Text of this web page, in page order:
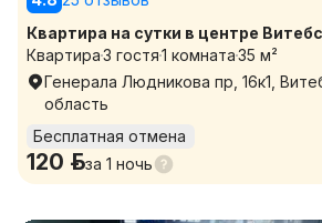
Квартира на сутки в центре
Квартира3 гостя1 комната35 м²
Генерала Людникова пр, 16к1,
область
Бесплатная отмена
120 р.за 1 ночь